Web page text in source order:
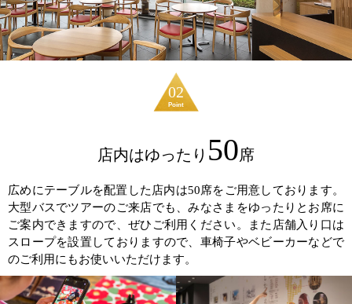
02
店内はゆったり 50席
広めにテーブルを配置した店内は50席をご用意しております。
大型バスでツアーのご来店でも、みなさまをゆったりとお席に
ご案内できますので、ぜひご利用ください。また店舗入り口は
スロープを設置しておりますので、車椅子やベビーカーなどで
のご利用にもお使いいただけます。